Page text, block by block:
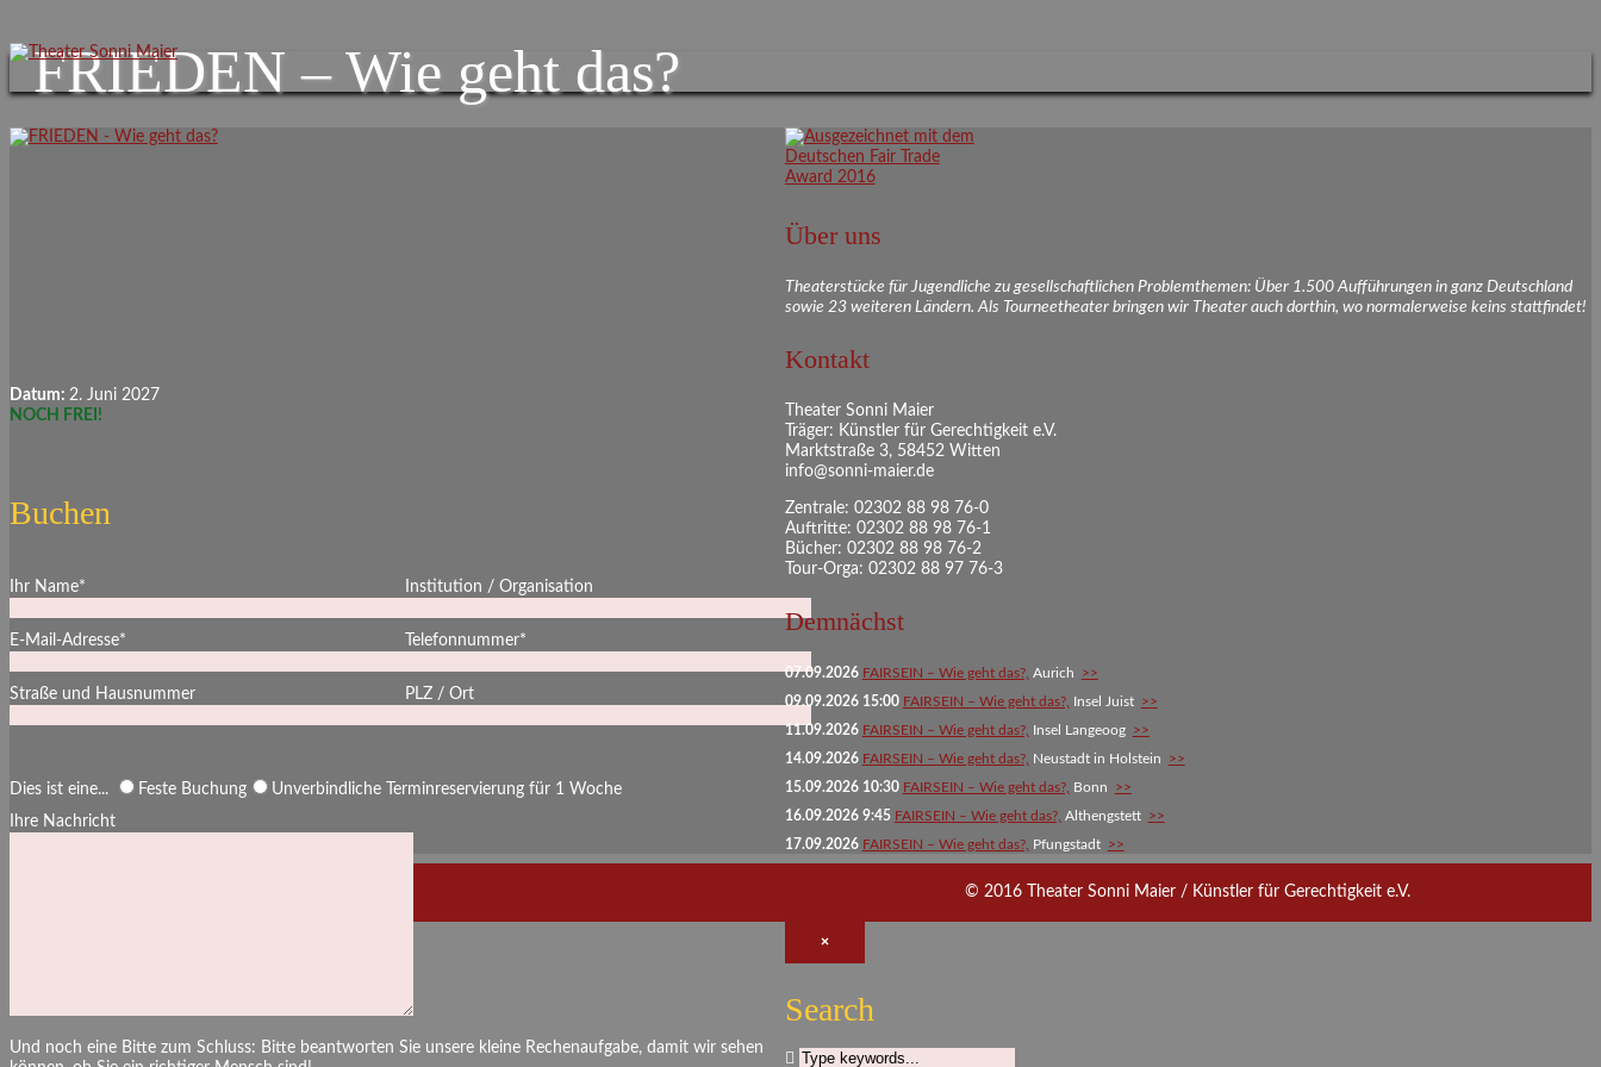
FRIEDEN – Wie geht das?
Datum: 2. Juni 2027
NOCH FREI!
Buchen
Ihr Name* Institution / Organisation
E-Mail-Adresse* Telefonnummer*
Straße und Hausnummer PLZ / Ort
Dies ist eine... Feste Buchung
Unverbindliche Terminreservierung für 1 Woche
Ihre Nachricht
Und noch eine Bitte zum Schluss: Bitte beantworten Sie unsere kleine Rechenaufgabe, damit wir sehen
Über uns
Theaterstücke für Jugendliche zu gesellschaftlichen Problemthemen: Über 1.500 Aufführungen in ganz Deutschland
sowie 23 weiteren Ländern. Als Tourneetheater bringen wir Theater auch dorthin, wo normalerweise keins stattfindet!
Kontakt
Theater Sonni Maier
Träger: Künstler für Gerechtigkeit e.V.
Marktstraße 3, 58452 Witten
info@sonni-maier.de
Zentrale: 02302 88 98 76-0
Auftritte: 02302 88 98 76-1
Bücher: 02302 88 98 76-2
Tour-Orga: 02302 88 97 76-3
Demnächst
07.09.2026 FAIRSEIN – Wie geht das?, Aurich
>>
09.09.2026 15:00 FAIRSEIN – Wie geht das?, Insel Juist >>
11.09.2026 FAIRSEIN – Wie geht das?, Insel Langeoog >>
14.09.2026 FAIRSEIN – Wie geht das?, Neustadt in Holstein
>>
15.09.2026 10:30 FAIRSEIN – Wie geht das?, Bonn
>>
16.09.2026 9:45 FAIRSEIN – Wie geht das?, Althengstett >>
17.09.2026 FAIRSEIN – Wie geht das?, Pfungstadt >>
© 2016 Theater Sonni Maier / Künstler für Gerechtigkeit e.V.
×
Search